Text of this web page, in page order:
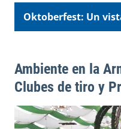
Oktoberfest: Un
Ambiente en la
Clubes de tiro y